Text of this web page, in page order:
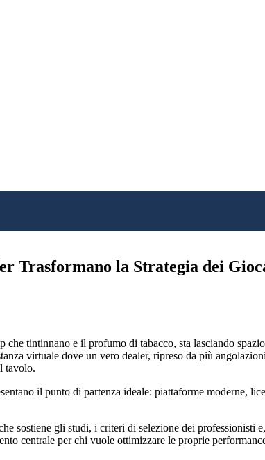
Trasformano la Strategia dei
tintinnano e il profumo di tabacco, sta lasciando
virtuale dove un vero dealer, ripreso da più
tavolo.
il punto di partenza ideale: piattaforme moderne,
sostiene gli studi, i criteri di selezione dei professionisti
centrale per chi vuole ottimizzare le proprie